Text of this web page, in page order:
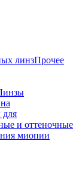
линзПрочее
для
и оттеночные
миопии